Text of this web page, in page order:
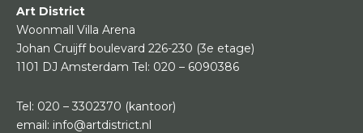
Art District
Woonmall Villa Arena
Johan Cruijff boulevard 226-230 (3e etage)
1101 DJ Amsterdam Tel: 020 – 6090386
Tel: 020 – 3302370 (kantoor)
email: info@artdistrict.nl